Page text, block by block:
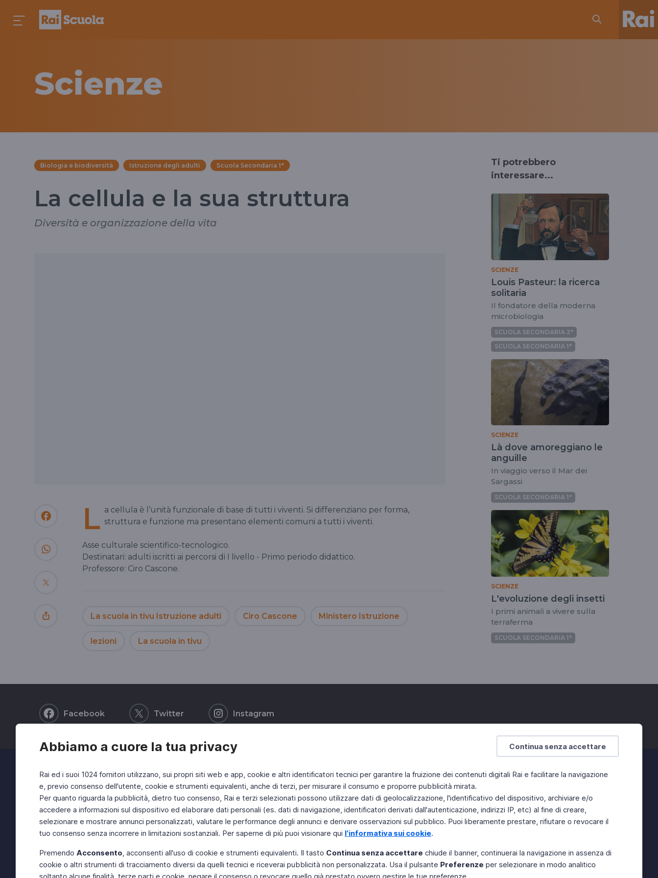
Continua senza accettare
Abbiamo a cuore la tua privacy
Rai ed i suoi 1024 fornitori utilizzano, sui propri siti web e app, cookie e altri identificatori tecnici per garantire la fruizione dei contenuti digitali Rai e facilitare la navigazione
e, previo consenso dell'utente, cookie e strumenti equivalenti, anche di terzi, per misurare il consumo e proporre pubblicità mirata.
Per quanto riguarda la pubblicità, dietro tuo consenso, Rai e terzi selezionati possono utilizzare dati di geolocalizzazione, l'identificativo del dispositivo, archiviare e/o
accedere a informazioni sul dispositivo ed elaborare dati personali (es. dati di navigazione, identificatori derivati dall'autenticazione, indirizzi IP, etc) al fine di creare,
selezionare e mostrare annunci personalizzati, valutare le performance degli annunci e derivare osservazioni sul pubblico. Puoi liberamente prestare, rifiutare o revocare il
tuo consenso senza incorrere in limitazioni sostanziali. Per saperne di più puoi visionare qui l'informativa sui cookie.
Premendo Acconsento, acconsenti all'uso di cookie e strumenti equivalenti. Il tasto Continua senza accettare chiude il banner, continuerai la navigazione in assenza di
cookie o altri strumenti di tracciamento diversi da quelli tecnici e riceverai pubblicità non personalizzata. Usa il pulsante Preferenze per selezionare in modo analitico
Scienze
Biologia e biodiversità Istruzione degli adulti Scuola Secondaria 1°
La cellula e la sua struttura
Diversità e organizzazione della vita
L a cellula è l’unità funzionale di base di tutti i viventi. Si differenziano per forma,
struttura e funzione ma presentano elementi comuni a tutti i viventi.
Asse culturale scientifico-tecnologico.
Destinatari: adulti iscritti ai percorsi di I livello - Primo periodo didattico.
Professore: Ciro Cascone.
La scuola in tivu Istruzione adulti Ciro Cascone Ministero Istruzione
lezioni La scuola in tivu
Ti potrebbero
interessare...
SCIENZE
Louis Pasteur: la ricerca
solitaria
Il fondatore della moderna
microbiologia
SCUOLA SECONDARIA 2°
SCUOLA SECONDARIA 1°
SCIENZE
Là dove amoreggiano le
anguille
In viaggio verso il Mar dei
Sargassi
SCUOLA SECONDARIA 1°
SCIENZE
L'evoluzione degli insetti
I primi animali a vivere sulla
terraferma
SCUOLA SECONDARIA 1°
Facebook Twitter Instagram